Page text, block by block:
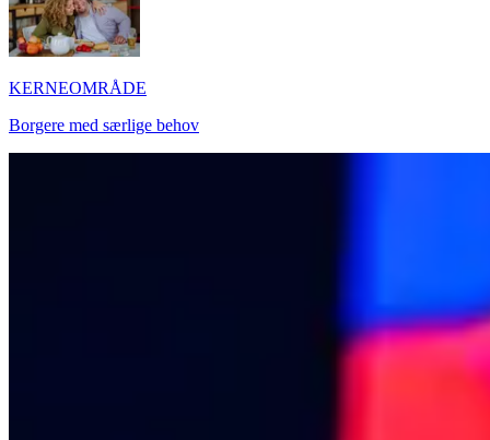
KERNEOMRÅDE
Borgere med særlige behov